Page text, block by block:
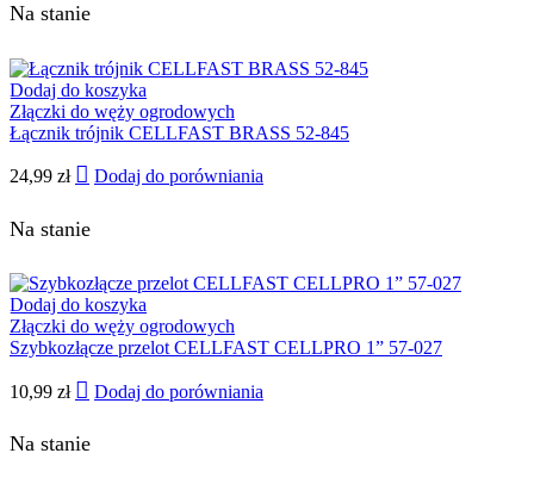
Na stanie
Dodaj do koszyka
Złączki do węży ogrodowych
Łącznik trójnik CELLFAST BRASS 52-845
24,99 zł Dodaj do porówniania
Na stanie
Dodaj do koszyka
Złączki do węży ogrodowych
Szybkozłącze przelot CELLFAST CELLPRO 1” 57-027
10,99 zł Dodaj do porówniania
Na stanie